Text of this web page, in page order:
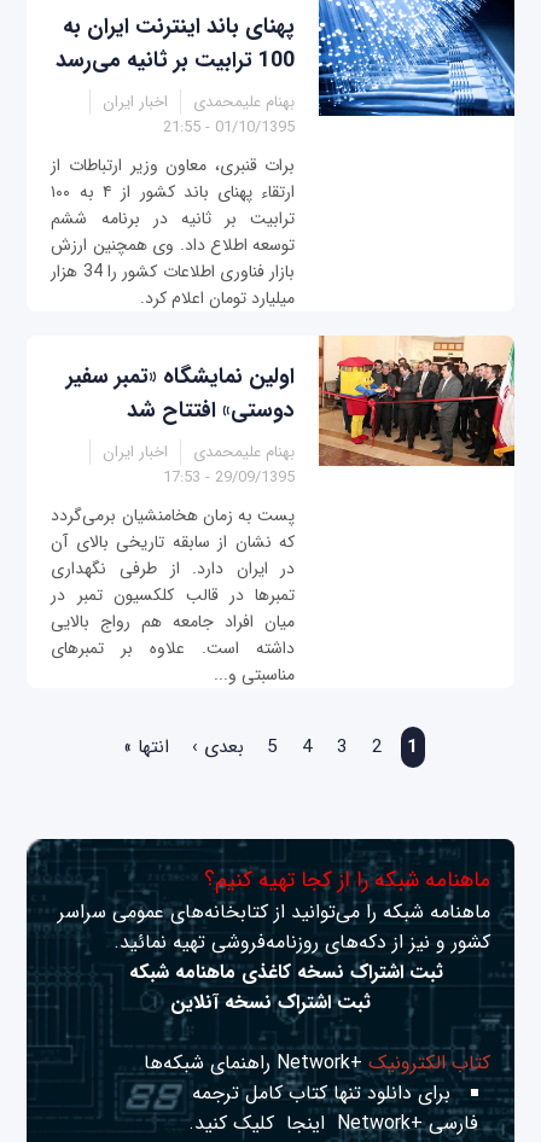
پهنای باند اینترنت ایران به
100 ترابیت بر ثانیه می‌رسد
بهنام علیمحمدی
اخبار ایران
01/10/1395 - 21:55
برات قنبری، معاون وزیر ارتباطات از
ارتقاء پهنای باند کشور از ۴ به ۱۰۰
ترابیت بر ثانیه در برنامه‌ ششم
توسعه اطلاع داد. وی همچنین ارزش
بازار فناوری اطلاعات کشور را 34 هزار
میلیارد تومان اعلام کرد.
اولین نمایشگاه «تمبر سفیر
دوستی» افتتاح شد
بهنام علیمحمدی
اخبار ایران
29/09/1395 - 17:53
پست به زمان هخامنشیان برمی‌گردد
که نشان از سابقه تاریخی بالای آن
در ایران دارد. از طرفی نگهداری
تمبرها در قالب کلکسیون تمبر در
میان افراد جامعه هم رواج بالایی
داشته است. علاوه بر تمبرهای
مناسبتی و...
1
2
3
4
5 بعدی › انتها »
ماهنامه شبکه را از کجا تهیه کنیم؟
ماهنامه شبکه را می‌توانید از کتابخانه‌های عمومی سراسر
کشور و نیز از دکه‌های روزنامه‌فروشی تهیه نمائید.
ثبت اشتراک نسخه کاغذی ماهنامه شبکه
ثبت اشتراک نسخه آنلاین
کتاب الکترونیک+Network راهنمای شبکه‌ها
برای دانلود تنها کتاب کامل ترجمه
فارسی +Network
اینجا کلیک کنید.